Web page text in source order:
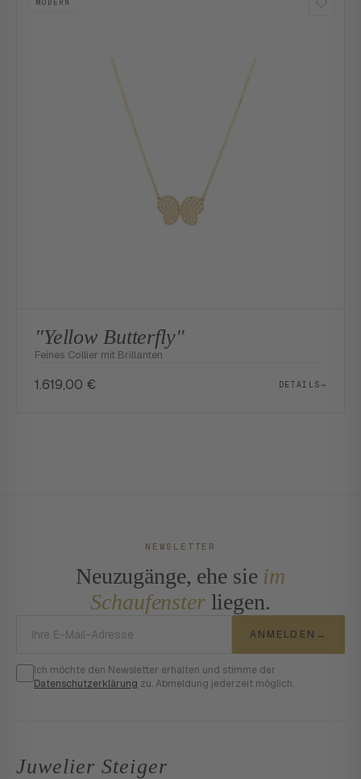
MODERN
"Yellow Butterfly"
Feines Collier mit Brillanten
1.619,00 € DETAILS→
NEWSLETTER
Neuzugänge, ehe sie im
Schaufensterliegen.
ANMELDEN →
Ich möchte den Newsletter erhalten und stimme der
Datenschutzerklärung zu. Abmeldung jederzeit möglich.
Juwelier Steiger